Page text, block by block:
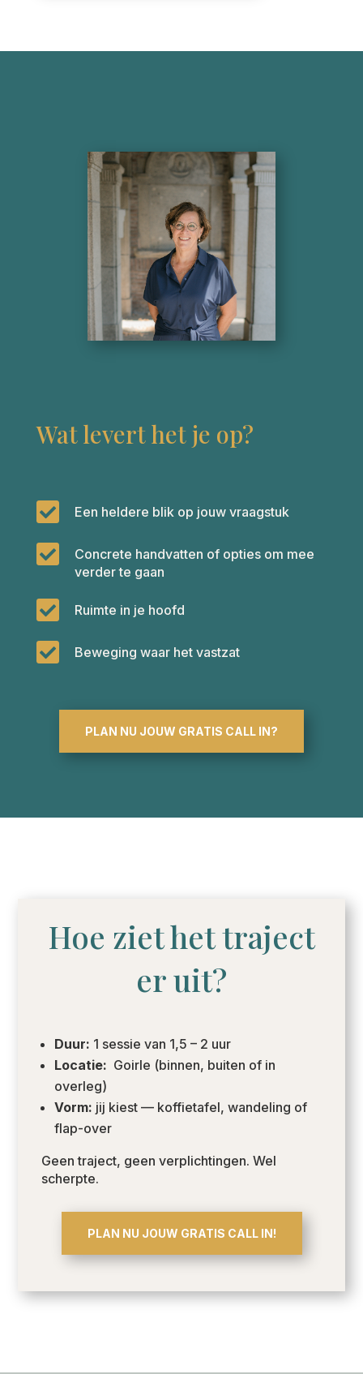
Wat levert het je op?
 Een heldere blik op jouw vraagstuk

Concrete handvatten of opties om mee
verder te gaan
 Ruimte in je hoofd
 Beweging waar het vastzat
PLAN NU JOUW GRATIS CALL IN?
Hoe ziet het traject
er uit?
Duur: 1 sessie van 1,5 – 2 uur
Locatie: Goirle (binnen, buiten of in
overleg)
Vorm: jij kiest — koffietafel, wandeling of
flap-over
Geen traject, geen verplichtingen. Wel
scherpte.
PLAN NU JOUW GRATIS CALL IN!